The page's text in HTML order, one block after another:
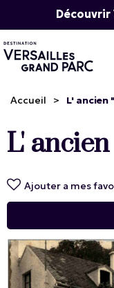
Découvrir
Accueil > L' ancien
L'
Ajouter a mes